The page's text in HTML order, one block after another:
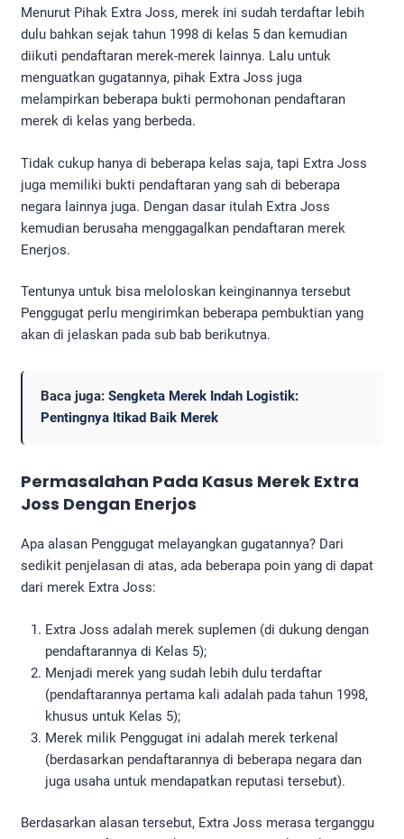
Menurut Pihak Extra Joss, merek ini sudah terdaftar lebih
dulu bahkan sejak tahun 1998 di kelas 5 dan kemudian
diikuti pendaftaran merek-merek lainnya. Lalu untuk
menguatkan gugatannya, pihak Extra Joss juga
melampirkan beberapa bukti permohonan pendaftaran
merek di kelas yang berbeda.
Tidak cukup hanya di beberapa kelas saja, tapi Extra Joss
juga memiliki bukti pendaftaran yang sah di beberapa
negara lainnya juga. Dengan dasar itulah Extra Joss
kemudian berusaha menggagalkan pendaftaran merek
Enerjos.
Tentunya untuk bisa meloloskan keinginannya tersebut
Penggugat perlu mengirimkan beberapa pembuktian yang
akan di jelaskan pada sub bab berikutnya.
Baca juga: Sengketa Merek Indah Logistik:
Pentingnya Itikad Baik Merek
Permasalahan Pada Kasus Merek Extra
Joss Dengan Enerjos
Apa alasan Penggugat melayangkan gugatannya? Dari
sedikit penjelasan di atas, ada beberapa poin yang di dapat
dari merek Extra Joss:
Extra Joss adalah merek suplemen (di dukung dengan
pendaftarannya di Kelas 5);
Menjadi merek yang sudah lebih dulu terdaftar
(pendaftarannya pertama kali adalah pada tahun 1998,
khusus untuk Kelas 5);
Merek milik Penggugat ini adalah merek terkenal
(berdasarkan pendaftarannya di beberapa negara dan
juga usaha untuk mendapatkan reputasi tersebut).
Berdasarkan alasan tersebut, Extra Joss merasa terganggu